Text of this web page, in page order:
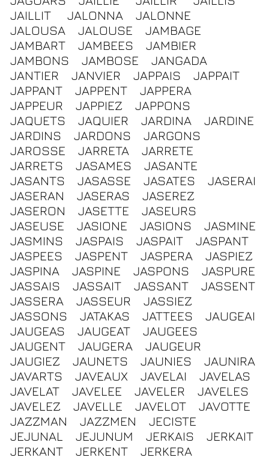
JAILLIT
JALONNA
JALONNE
JALOUSA
JALOUSE
JAMBAGE
JAMBART
JAMBEES
JAMBIER
JAMBONS
JAMBOSE
JANGADA
JANTIER
JANVIER JAPPAIS
JAPPAIT
JAPPANT
JAPPENT
JAPPERA
JAPPEUR
JAPPIEZ
JAPPONS
JAQUETS
JAQUIER JARDINA
JARDINE
JARDINS
JARDONS
JARGONS
JAROSSE
JARRETA
JARRETE
JARRETS
JASAMES
JASANTE
JASANTS
JASASSE JASATES
JASERAI
JASERAN
JASERAS
JASEREZ
JASERON
JASETTE
JASEURS
JASEUSE
JASIONE JASIONS
JASMINE
JASMINS
JASPAIS JASPAIT
JASPANT
JASPEES
JASPENT JASPERA
JASPIEZ
JASPINA
JASPINE JASPONS
JASPURE
JASSAIS
JASSAIT JASSANT
JASSENT
JASSERA
JASSEUR
JASSIEZ
JASSONS
JATAKAS JATTEES
JAUGEAI
JAUGEAS
JAUGEAT
JAUGEES
JAUGENT
JAUGERA
JAUGEUR
JAUGIEZ
JAUNETS JAUNIES
JAUNIRA
JAVARTS
JAVEAUX JAVELAI
JAVELAS
JAVELAT
JAVELEE JAVELER
JAVELES
JAVELEZ
JAVELLE JAVELOT
JAVOTTE
JAZZMAN
JAZZMEN
JECISTE
JEJUNAL
JEJUNUM JERKAIS
JERKAIT
JERKANT
JERKENT JERKERA